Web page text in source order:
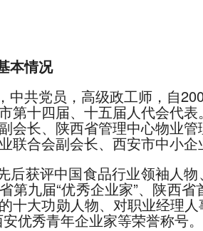
本情况
中共党员，高级政工师，自
第十四届、十五届人代会代
会长、陕西省管理中心物业
联合会副会长、西安市中小
后获评中国食品行业领袖人
第九届“优秀企业家”、陕西
十大功勋人物、对职业经理
优秀青年企业家等荣誉称号。